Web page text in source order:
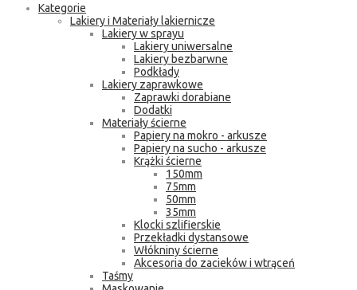
Kategorie
Lakiery i Materiały lakiernicze
Lakiery w sprayu
Lakiery uniwersalne
Lakiery bezbarwne
Podkłady
Lakiery zaprawkowe
Zaprawki dorabiane
Dodatki
Materiały ścierne
Papiery na mokro - arkusze
Papiery na sucho - arkusze
Krążki ścierne
150mm
75mm
50mm
35mm
Klocki szlifierskie
Przekładki dystansowe
Włókniny ścierne
Akcesoria do zacieków i wtrąceń
Taśmy